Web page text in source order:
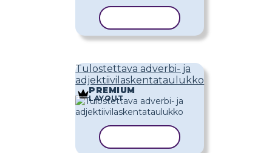
Tulostettava adverbi- ja
adjektiivilaskentataulukko
PREMIUM
LAYOUT